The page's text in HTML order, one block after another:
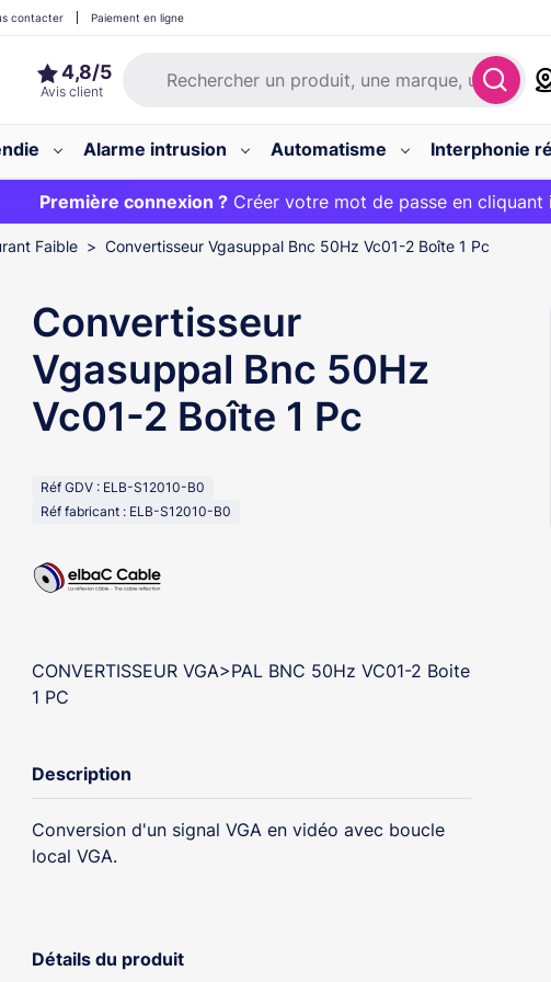
contacter Paiement en ligne
Alarme intrusion Automatisme
Interphonie
?20€ OFFERT sur votre panier et livraison 24/48h gratuite
Première connexion ?Créer votre mot de passe en
WEB :
Faible Convertisseur Vgasuppal Bnc 50Hz Vc01-2 Boîte 1 Pc
Convertisseur
Vgasuppal Bnc 50Hz
Vc01-2 Boîte 1 Pc
Réf GDV : ELB-S12010-B0
Réf fabricant : ELB-S12010-B0
CONVERTISSEUR VGA>PAL BNC 50Hz VC01-2 Boite
1 PC
Description
Conversion d'un signal VGA en vidéo avec boucle
local VGA.
Détails du produit